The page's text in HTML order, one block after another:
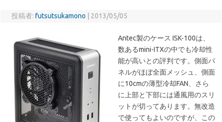
投稿者: futsutsukamono 2013/05/05
Antec製のケース ISK-100は、
数あるmini-ITXの中でも冷却性
能が高いとの評判です。側面パ
ネルがほぼ全面メッシュ、側面
に10cmの薄型冷却FAN、さら
に上部と下部には通風用のスリ
ットが切ってあります。無改造
で使ってもよいのですが、この